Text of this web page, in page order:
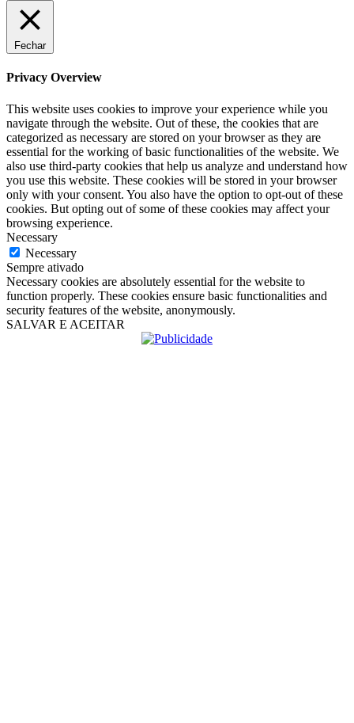
Fechar
Privacy Overview
This website uses cookies to improve your experience while you
navigate through the website. Out of these, the cookies that are
categorized as necessary are stored on your browser as they are
essential for the working of basic functionalities of the website. We
also use third-party cookies that help us analyze and understand how
you use this website. These cookies will be stored in your browser
only with your consent. You also have the option to opt-out of these
cookies. But opting out of some of these cookies may affect your
browsing experience.
Necessary
Necessary
Sempre ativado
Necessary cookies are absolutely essential for the website to
function properly. These cookies ensure basic functionalities and
security features of the website, anonymously.
SALVAR E ACEITAR